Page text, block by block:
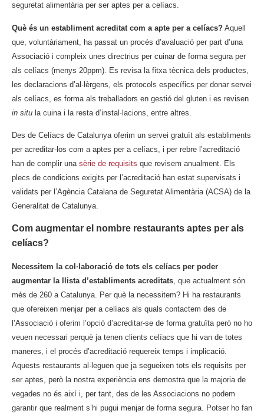
seguretat alimentària per ser aptes per a celíacs.
Què és un establiment acreditat com a apte per a celíacs? Aquell
que, voluntàriament, ha passat un procés d’avaluació per part d’una
Associació i compleix unes directrius per cuinar de forma segura per
als celíacs (menys 20ppm). Es revisa la fitxa tècnica dels productes,
les declaracions d’al·lèrgens, els protocols específics per donar servei
als celíacs, es forma als treballadors en gestió del gluten i es revisen
in situ la cuina i la resta d’instal·lacions, entre altres.
Des de Celíacs de Catalunya oferim un servei gratuït als establiments
per acreditar-los com a aptes per a celíacs, i per rebre l’acreditació
han de complir una sèrie de requisits que revisem anualment. Els
plecs de condicions exigits per l’acreditació han estat supervisats i
validats per l’Agència Catalana de Seguretat Alimentària (ACSA) de la
Generalitat de Catalunya.
Com augmentar el nombre restaurants aptes per als
celíacs?
Necessitem la col·laboració de tots els celíacs per poder
augmentar la llista d’establiments acreditats , que actualment són
més de 260 a Catalunya.
Per què la necessitem? Hi ha restaurants
que ofereixen menjar per a celíacs als quals contactem des de
l’Associació i oferim l’opció d’acreditar-se de forma gratuïta però no ho
veuen necessari perquè ja tenen clients celíacs que hi van de totes
maneres, i el procés d’acreditació requereix temps i implicació.
Aquests restaurants al·leguen que ja segueixen tots els requisits per
ser aptes, però la nostra experiència ens demostra que la majoria de
vegades no és així i, per tant, des de les Associacions no podem
garantir que realment s’hi pugui menjar de forma segura. Potser ho fan